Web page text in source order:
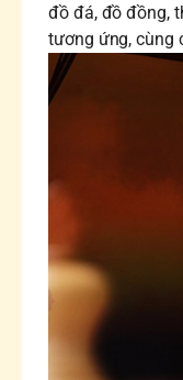
đồ đá, đồ đồng,
tương ứng, cùng